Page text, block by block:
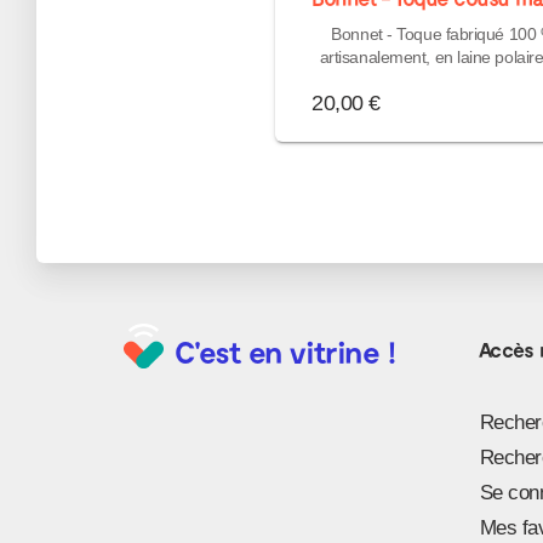
Bonnet - Toque fabriqué 100
artisanalement, en laine
20,00 €
C'est en vitrine ! Accès
Se
Mes